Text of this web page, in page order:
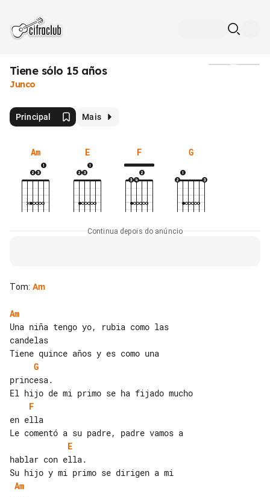
Tiene sólo 15 años
Junco
Principal Mais
Am E F G
Continua depois do anúncio
Tom: Am
Am
Una niña tengo yo, rubia como las
candelas
G
princesa.
F
en ella
E
hablar con ella.
Am